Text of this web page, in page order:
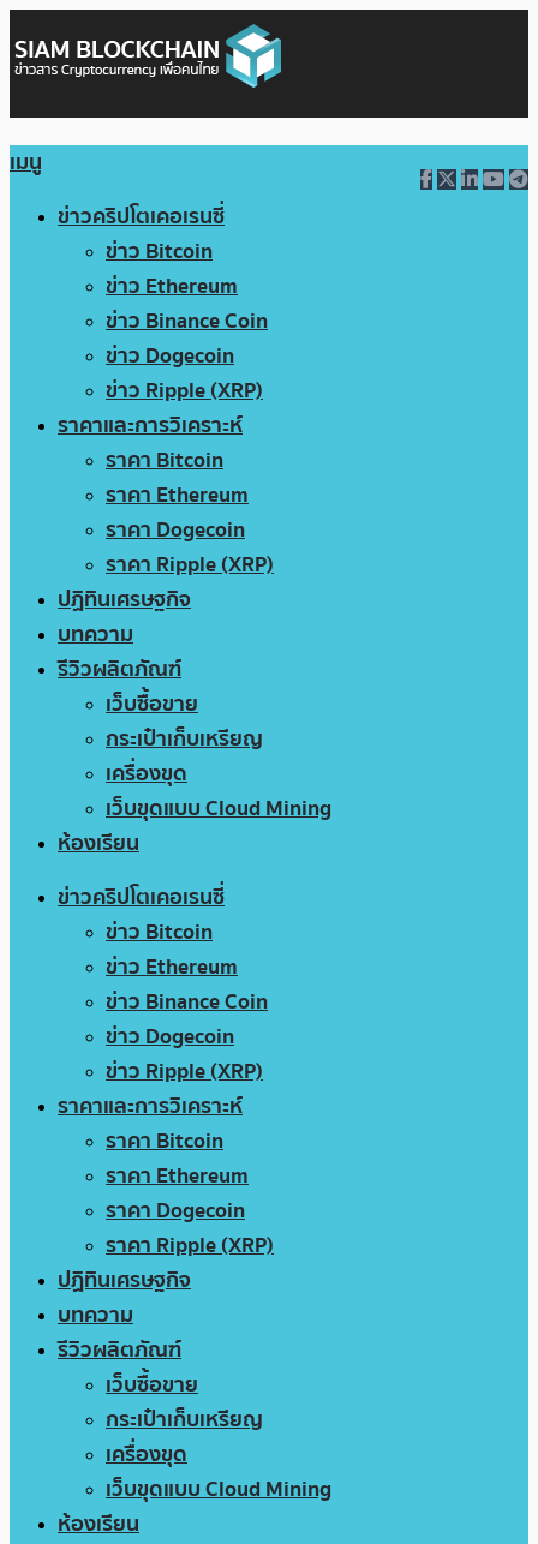
เมนู
ข่าวคริปโตเคอเรนซี่
ข่าว Bitcoin
ข่าว Ethereum
ข่าว Binance Coin
ข่าว Dogecoin
ข่าว Ripple (XRP)
ราคาและการวิเคราะห์
ราคา Bitcoin
ราคา Ethereum
ราคา Dogecoin
ราคา Ripple (XRP)
ปฏิทินเศรษฐกิจ
บทความ
รีวิวผลิตภัณฑ์
เว็บซื้อขาย
กระเป๋าเก็บเหรียญ
เครื่องขุด
เว็บขุดแบบ Cloud Mining
ห้องเรียน
ข่าวคริปโตเคอเรนซี่
ข่าว Bitcoin
ข่าว Ethereum
ข่าว Binance Coin
ข่าว Dogecoin
ข่าว Ripple (XRP)
ราคาและการวิเคราะห์
ราคา Bitcoin
ราคา Ethereum
ราคา Dogecoin
ราคา Ripple (XRP)
ปฏิทินเศรษฐกิจ
บทความ
รีวิวผลิตภัณฑ์
เว็บซื้อขาย
กระเป๋าเก็บเหรียญ
เครื่องขุด
เว็บขุดแบบ Cloud Mining
ห้องเรียน